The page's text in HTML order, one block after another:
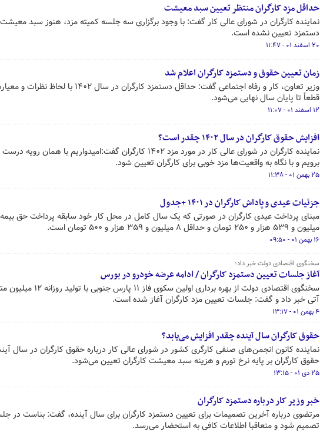
حداقل مزد کارگران منتظر تعیین سبد معیشت
نماینده کارگران در شورای عالی کار گفت: با وجود برگزاری سه جلسه کمیته مزد، هنوز سبد معیشت
دستمزد تعیین نشده است.
۲۰ اسفند ۰۱ - ۱۱:۴۷
زمان تعیین حقوق و دستمزد کارگران اعلام شد
وزیر تعاون، کار و رفاه اجتماعی گفت: حداقل دستمزد
قطعاً تا پایان سال نهایی می‌شود.
۱۲ اسفند ۰۱ - ۱۱:۰۷
افزایش حقوق کارگران در سال ۱۴۰۲ چقدر است؟
نماینده کارگران در شورای عالی کار در مورد مزد ۱۴۰۲ کارگران
برویم و با نگاه به واقعیت‌ها مزد خوبی برای کارگران تعیین شود.
۲۵ بهمن ۰۱ - ۱۱:۳۸
جزئیات عیدی و پاداش کارگران در ۱۴۰۱ +جدول
میلیون و ۵۳۹ هزار و ۲۵۰ تومان و حداقل ۸ میلیون و ۳۵۹ هزار و ۵۰۰ تومان است.
۱۶ بهمن ۰۱ - ۰۹:۵۰
سخنگوی اقتصادی دولت خبر داد؛
آغاز جلسات تعیین دستمزد کارگران / ادامه عرضه خودرو در بورس
سخنگوی اقتصادی دولت از بهره
آتی خبر داد و گفت: جلسات تعیین مزد کارگران آغاز شده است.
۴ بهمن ۰۱ - ۱۳:۱۷
حقوق کارگران سال آینده چقدر افزایش می‌یابد؟
حقوق کارگران بر پایه نرخ تورم و هزینه سبد معیشت کارگران تعیین می‌شود.
۲۵ دی ۰۱ - ۱۳:۱۵
خبر وزیر کار درباره دستمزد کارگران
مرتضوی درباره آخرین تصمیمات برای تعیین دستمزد کارگران برای سال آینده، گفت: بناست در
تصمیم شود و متعاقبا اطلاعات کافی به استحضار می‌رسد.